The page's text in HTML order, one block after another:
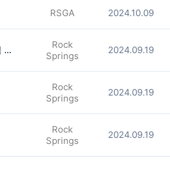
RSGA 2024.10.09
도라빌 지역. 몰오브 조지아 가까운 로렌스빌 지역 룸렌트합니다.(남자분)
Rock
Springs
2024.09.19
Rock
Springs
2024.09.19
Rock
Springs
2024.09.19